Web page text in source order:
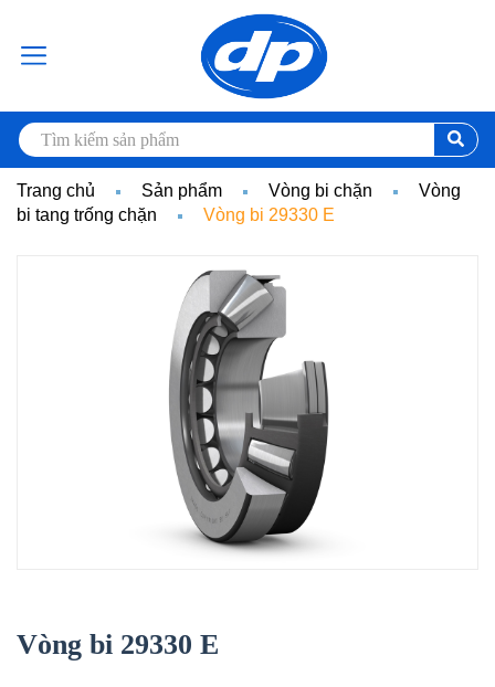
Trang chủ Sản phẩm Vòng bi chặn
Vòng
bi tang trống chặn
Vòng bi 29330 E
Vòng bi 29330 E